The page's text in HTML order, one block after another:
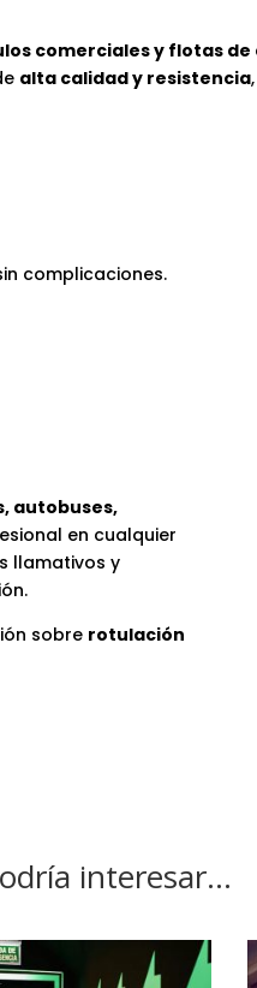
comerciales y flotas
alta calidad y resistencia
complicaciones.
autobuses,
en cualquier
llamativos y
sobre rotulación
interesar…